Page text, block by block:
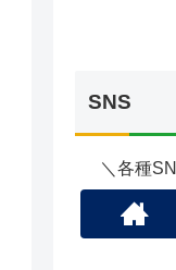
SNS
＼各種